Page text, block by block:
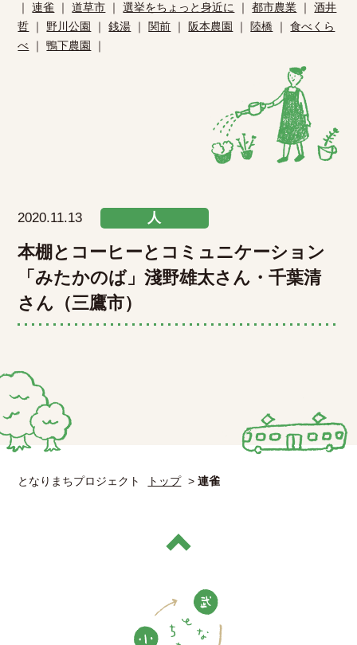
｜連雀 ｜道草市 ｜選挙をちょっと身近に ｜都市農業 ｜酒井
哲 ｜ 野川公園 ｜銭湯 ｜ 関前 ｜ 阪本農園 ｜ 陸橋 ｜食べくら
べ ｜鴨下農園 ｜
2020.11.13 人
本棚とコーヒーとコミュニケーション
「みたかのば」淺野雄太さん・千葉清
さん（三鷹市）
となりまちプロジェクト トップ >連雀